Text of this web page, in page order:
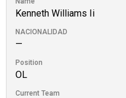
Kenneth Williams Ii
NACIONALIDAD
—
Position
OL
Current Team